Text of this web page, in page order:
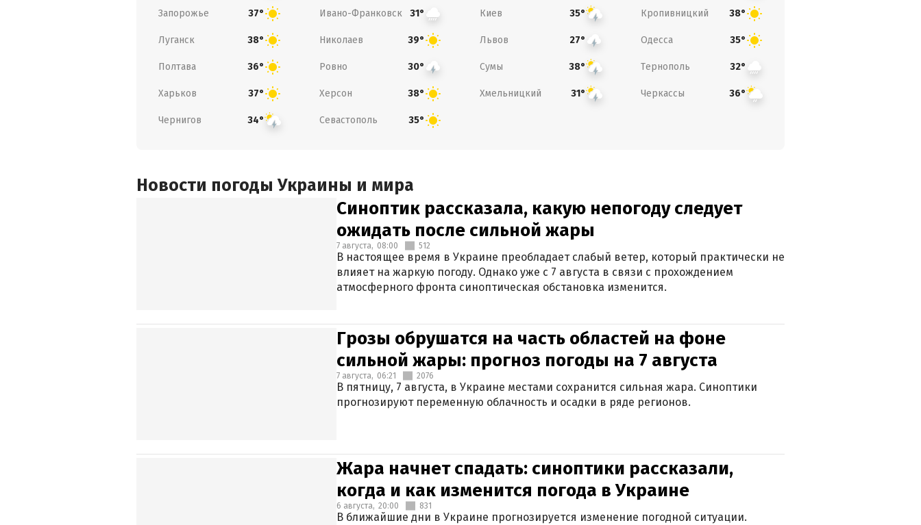
Запорожье 37° Ивано-Франковск 31° Киев 35° Кропивницкий 38°
Луганск 38° Николаев 39° Львов 27° Одесса 35°
Полтава 36° Ровно 30° Сумы 38° Тернополь 32°
Харьков 37° Херсон 38° Хмельницкий 31° Черкассы 36°
Чернигов 34° Севастополь 35°
Новости погоды Украины и мира
Синоптик рассказала, какую непогоду следует
ожидать после сильной жары
7 августа, 08:00 512
В настоящее время в Украине преобладает слабый ветер, который практически не
влияет на жаркую погоду. Однако уже с 7 августа в связи с прохождением
атмосферного фронта синоптическая обстановка изменится.
Грозы обрушатся на часть областей на фоне
сильной жары: прогноз погоды на 7 августа
7 августа, 06:21 2076
В пятницу, 7 августа, в Украине местами сохранится сильная жара. Синоптики
прогнозируют переменную облачность и осадки в ряде регионов.
Жара начнет спадать: синоптики рассказали,
когда и как изменится погода в Украине
6 августа, 20:00 831
В ближайшие дни в Украине прогнозируется изменение погодной ситуации.